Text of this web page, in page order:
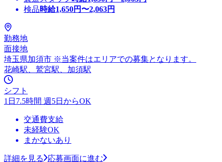
検品時給1,650円〜2,063円
勤務地
面接地
埼玉県加須市 ※当案件はエリアでの募集となります。
花崎駅、鷲宮駅、加須駅
シフト
1日7.5時間 週5日からOK
交通費支給
未経験OK
まかないあり
詳細を見る 応募画面に進む